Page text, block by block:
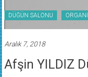
DÜĞÜN SALONU
Aralık 7, 2018
Afşin YILDIZ